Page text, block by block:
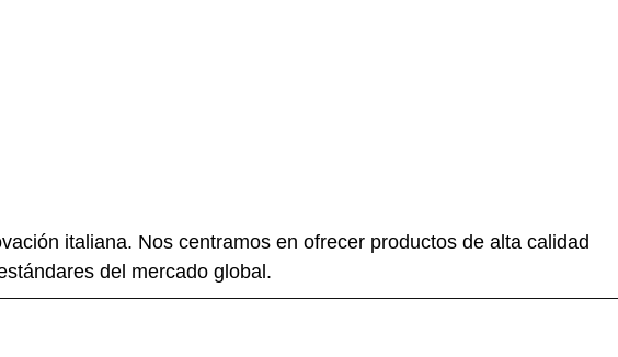
italiana. Nos centramos en ofrecer productos de alta calidad
del mercado global.